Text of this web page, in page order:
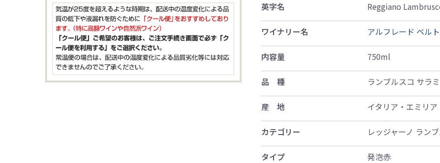
英字名 Reggiano
ワイナリー名 アルフレード ベル
内容量 750ml
品 種 ランブルスコ サラ
産 地 イタリア・エミリ
カテゴリー レッジャーノ ラン
タイプ 発泡赤